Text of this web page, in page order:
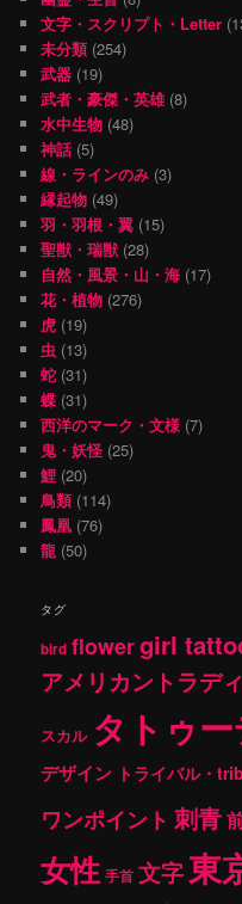
文字・スクリプト・Letter
未分類(254)
武器 (19)
武者・豪傑・英雄(8)
水中生物 (48)
神話 (5)
線・ラインのみ (3)
縁起物 (49)
羽・羽根・翼 (15)
聖獣・瑞獣 (28)
自然・風景・山・海 (17)
花・植物 (276)
虎 (19)
虫 (13)
蛇 (31)
蝶 (31)
西洋のマーク・文様 (7)
鬼・妖怪 (25)
鯉 (20)
鳥類(114)
鳳凰 (76)
龍 (50)
タグ
bird flowergirl
アメリカントラデ
スカル タトゥ
デザイン トライバル・
ワンポイント 刺青
女性 手首 文字東